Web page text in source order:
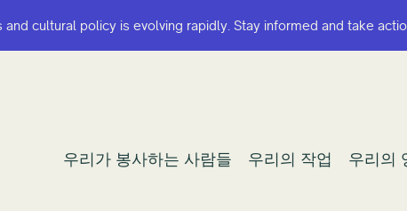
and cultural policy is evolving rapidly. Stay informed and take
우리가 봉사하는 사람들 우리의 작업 우리의
and cultural policy is evolving rapidly. Stay informed and take
우리가 봉사하는 사람들 우리의 작업 우리의